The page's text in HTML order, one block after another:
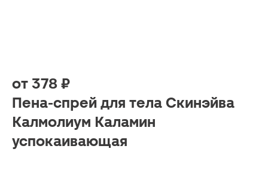
от 378 ₽
Пена-спрей для тела Скинэйва
Калмолиум Каламин
успокаивающая